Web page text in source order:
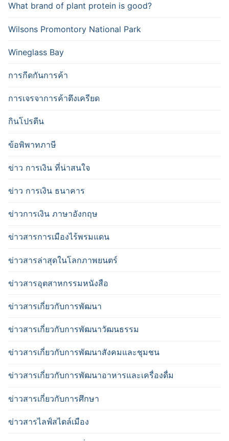
What brand of plant protein is good?
Wilsons Promontory National Park
Wineglass Bay
การกีดกันการค้า
การเจรจาการค้าตึงเครียด
กินโปรตีน
ข้อพิพาทภาษี
ข่าว การเงิน ที่น่าสนใจ
ข่าว การเงิน ธนาคาร
ข่าวการเงิน ภาษาอังกฤษ
ข่าวสารการเมืองไร้พรมแดน
ข่าวสารล่าสุดในโลกภาพยนตร์
ข่าวสารอุตสาหกรรมหนังสือ
ข่าวสารเกี่ยวกับการพัฒนา
ข่าวสารเกี่ยวกับการพัฒนาวัฒนธรรม
ข่าวสารเกี่ยวกับการพัฒนาสังคมและชุมชน
ข่าวสารเกี่ยวกับการพัฒนาอาหารและเครื่องดื่ม
ข่าวสารเกี่ยวกับการศึกษา
ข่าวสารไลฟ์สไตล์เมือง